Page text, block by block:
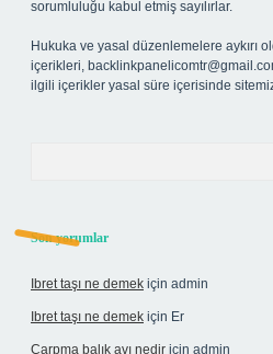
sorumluluğu kabul etmiş sayılırlar.
Hukuka ve yasal düzenlemelere aykırı
içerikleri,
ilgili içerikler yasal süre içerisinde
Son yorumlar
Ibret taşı ne demek için admin
Ibret taşı ne demek için Er
Çarpma balık avı nedir için admin